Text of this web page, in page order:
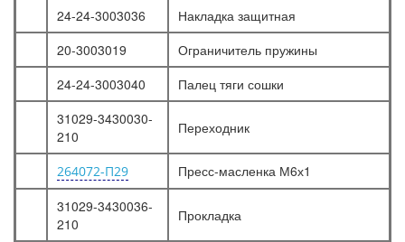
24-24-3003036
Накладка защитная
20-3003019
Ограничитель пружины
24-24-3003040
Палец тяги сошки
31029-3430030-
210
Переходник
264072-П29
Пресс-масленка М6х1
31029-3430036-
210
Прокладка